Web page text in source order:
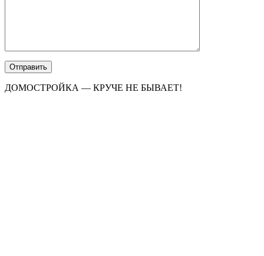
ДОМОСТРОЙКА — КРУЧЕ НЕ БЫВАЕТ!